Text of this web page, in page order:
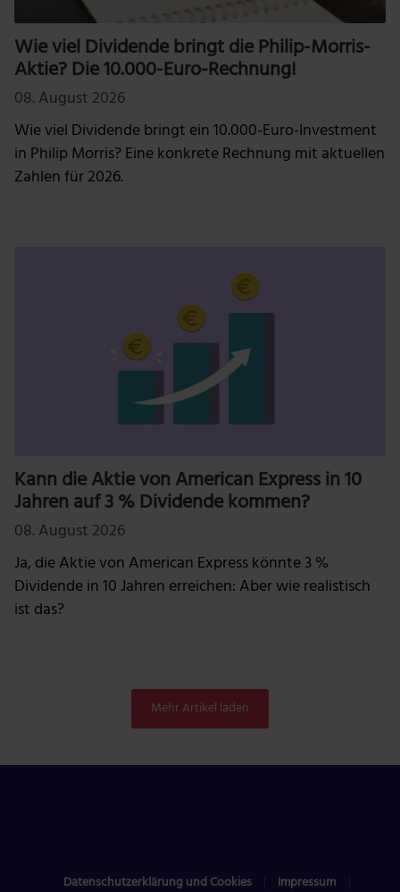
Wie viel Dividende bringt die Philip-Morris-
Aktie? Die 10.000-Euro-Rechnung!
08. August 2026
Wie viel Dividende bringt ein 10.000-Euro-Investment
in Philip Morris? Eine konkrete Rechnung mit aktuellen
Zahlen für 2026.
Kann die Aktie von American Express in 10
Jahren auf 3 % Dividende kommen?
08. August 2026
Ja, die Aktie von American Express könnte 3 %
Dividende in 10 Jahren erreichen: Aber wie realistisch
ist das?
Mehr Artikel laden
Datenschutzerklärung und Cookies Impressum